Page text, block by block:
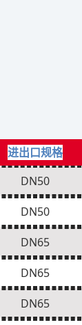
进出口规格
DN50
DN50
DN65
DN65
DN65